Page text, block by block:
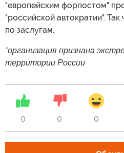
"европейским форпостом"
"российской автократии".
по заслугам.
*организация признана
территории России
0 0 0